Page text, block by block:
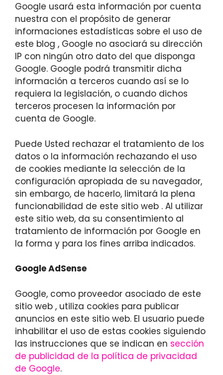
Google usará esta información por cuenta
nuestra con el propósito de generar
informaciones estadísticas sobre el uso de
este blog , Google no asociará su dirección
IP con ningún otro dato del que disponga
Google. Google podrá transmitir dicha
información a terceros cuando así se lo
requiera la legislación, o cuando dichos
terceros procesen la información por
cuenta de Google.
Puede Usted rechazar el tratamiento de los
datos o la información rechazando el uso
de cookies mediante la selección de la
configuración apropiada de su navegador,
sin embargo, de hacerlo, limitará la plena
funcionabilidad de este sitio web . Al utilizar
este sitio web, da su consentimiento al
tratamiento de información por Google en
la forma y para los fines arriba indicados.
Google AdSense
Google, como proveedor asociado de este
sitio web , utiliza cookies para publicar
anuncios en este sitio web. El usuario puede
inhabilitar el uso de estas cookies siguiendo
las instrucciones que se indican en sección
de publicidad de la política de privacidad
de Google.